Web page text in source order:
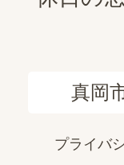
真岡
プライバ